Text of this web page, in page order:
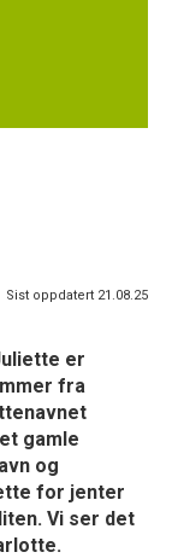
Sist oppdatert 21.08.25
er
fra
gamle
og
for jenter
Vi ser det